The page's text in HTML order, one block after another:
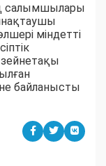
салымшылары
міндетті
байланысты